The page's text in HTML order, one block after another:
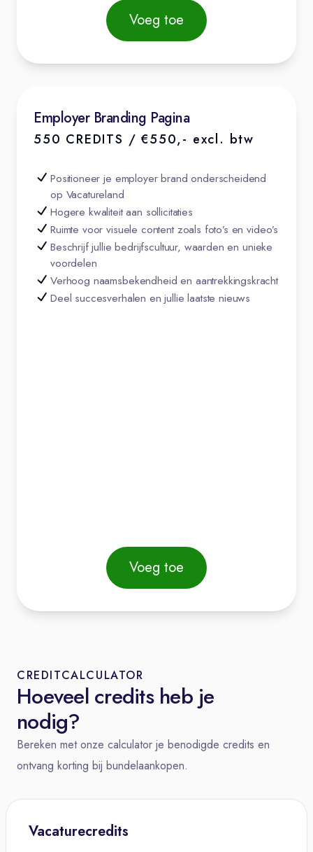
Voeg toe
Employer Branding Pagina
550 CREDITS / €550,- excl. btw
Positioneer je employer brand onderscheidend
op Vacatureland
Hogere kwaliteit aan sollicitaties
Ruimte voor visuele content zoals foto’s en video’s
Beschrijf jullie bedrijfscultuur, waarden en unieke
voordelen
Verhoog naamsbekendheid en aantrekkingskracht
Deel succesverhalen en jullie laatste nieuws
Voeg toe
CREDITCALCULATOR
Hoeveel credits heb je
nodig?
Bereken met onze calculator je benodigde credits en
ontvang korting bij bundelaankopen.
Vacaturecredits